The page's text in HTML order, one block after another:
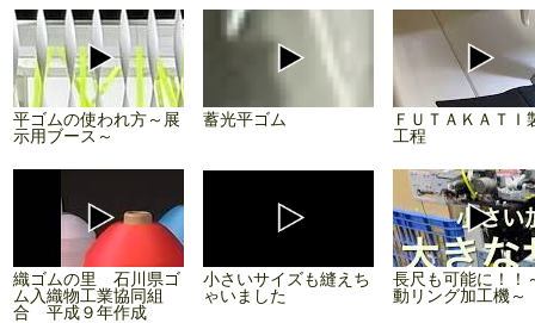
平ゴムの使われ方～展
示用ブース～
蓄光平ゴム
ＦＵＴＡＫＡＴＩ
工程
織ゴムの里 石川県ゴ
ム入織物工業協同組
合 平成９年作成
小さいサイズも縫えち
ゃいました
長尺も可能に！！
動リング加工機～